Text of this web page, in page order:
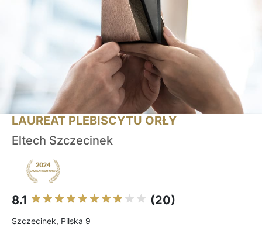
LAUREAT PLEBISCYTU ORŁY
Eltech Szczecinek
8.1 (20)
Szczecinek, Pilska 9